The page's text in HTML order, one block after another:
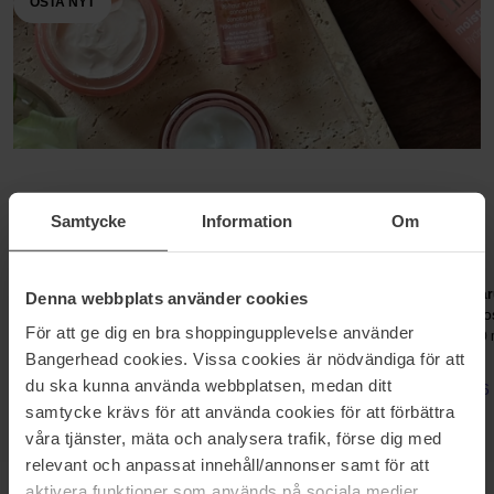
Samtycke Information Om
Denna webbplats använder cookies
För att ge dig en bra shoppingupplevelse använder
Bangerhead cookies. Vissa cookies är nödvändiga för att
du ska kunna använda webbplatsen, medan ditt
samtycke krävs för att använda cookies för att förbättra
våra tjänster, mäta och analysera trafik, förse dig med
relevant och anpassat innehåll/annonser samt för att
New in
Olaplex
Shampoo
250 ml
34,30 €
Suositushinta 38,00 €
19-69
Eau De Parfum 100 ml
184,30 €
30